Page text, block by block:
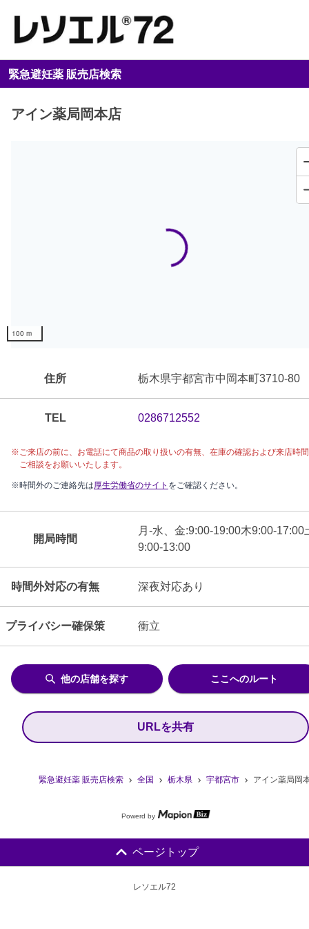
緊急避妊薬 販売店検索 全国 栃木県 宇都宮市 アイン薬局岡
緊急避妊薬 販売店検索
アイン薬局岡本店
住所 栃木県宇都宮市中岡本町3710-80
TEL 0286712552
※ご来店の前に、 お電話にて商品の取り扱いの有無、在庫の確認および来店時
ご相談をお願いいたします。
※時間外のご連絡先は厚生労働省のサイト をご確認ください。
開局時間
月-水、金:9:00-19:00木9:00-17:00
9:00-13:00
時間外対応の有無 深夜対応あり
プライバシー確保策 衝立
他の店舗を探す ここへのルート
URLを共有
Loading...
100 m
Powerd by
ページトップ
レソエル72